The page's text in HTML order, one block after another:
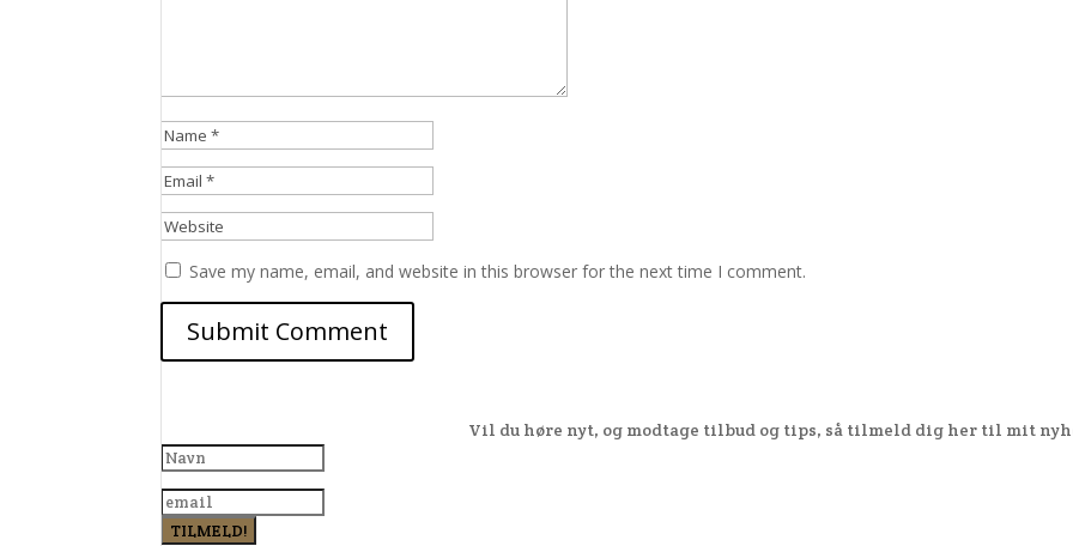
Save my name, email, and website in this browser for the next time I comment.
Vil du høre nyt, og modtage tilbud og tips, så tilmeld dig her til mit
TILMELD!